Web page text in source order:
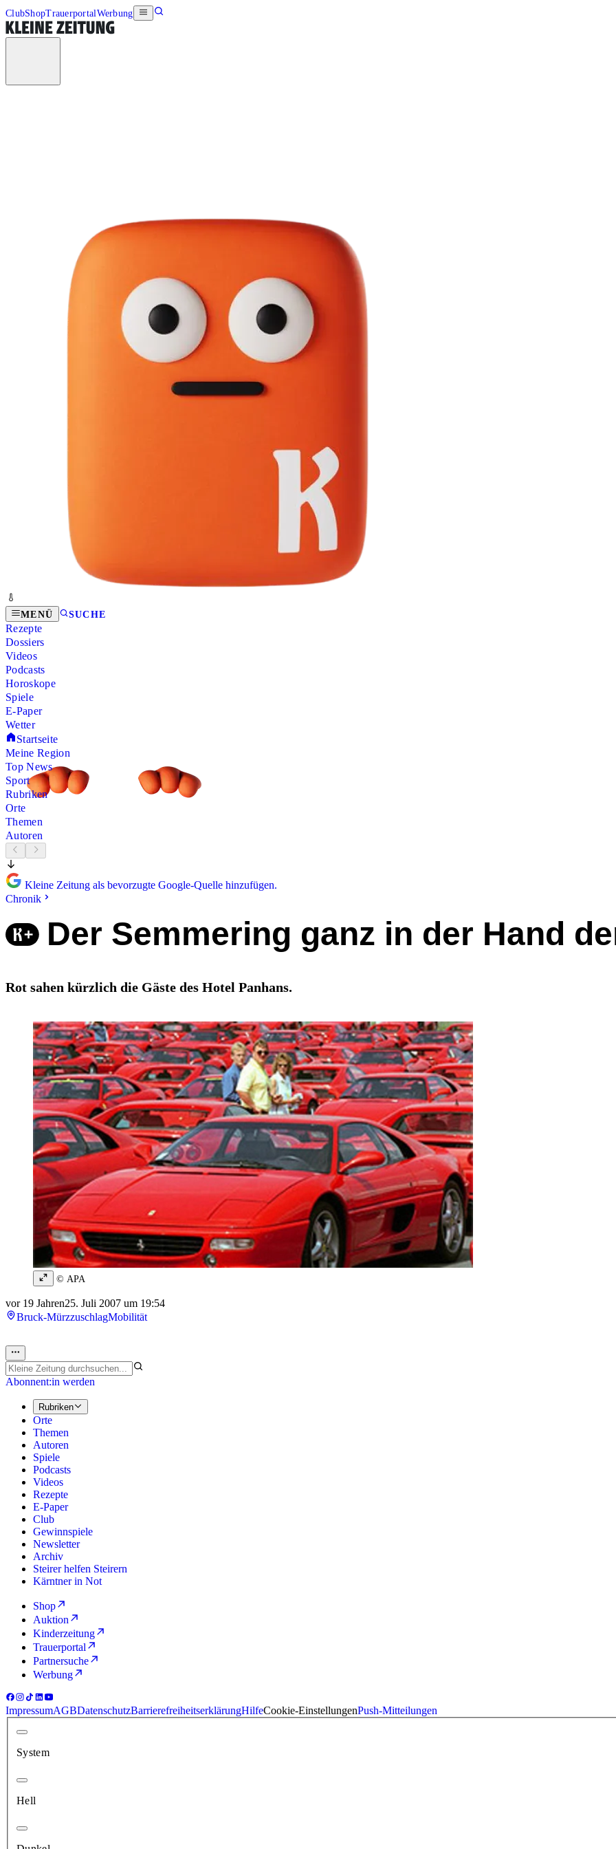
ClubShopTrauerportalWerbung
MENÜ SUCHE
Rezepte
Dossiers
Videos
Podcasts
Horoskope
Spiele
E-Paper
Wetter
Startseite
Meine Region
Top News
Sport
Rubriken
Orte
Themen
Autoren
Kleine Zeitung als bevorzugte Google-Quelle hinzufügen.
Chronik
Der Semmering ganz in der Hand
Rot sahen kürzlich die Gäste des Hotel Panhans.
© APA
vor 19 Jahren25. Juli 2007 um 19:54
Bruck-MürzzuschlagMobilität
Abonnent:in werden
Rubriken
Orte
Themen
Autoren
Spiele
Podcasts
Videos
Rezepte
E-Paper
Club
Gewinnspiele
Newsletter
Archiv
Steirer helfen Steirern
Kärntner in Not
Shop
Auktion
Kinderzeitung
Trauerportal
Partnersuche
Werbung
ImpressumAGBDatenschutzBarrierefreiheitserklärungHilfeCookie-EinstellungenPush-Mitteilungen
System
Hell